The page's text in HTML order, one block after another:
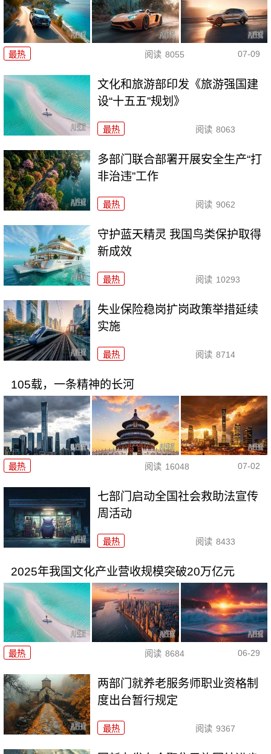
最热 阅读 8055 07-09
文化和旅游部印发《旅游强国建
设“十五五”规划》
最热 阅读 8063
多部门联合部署开展安全生产“打
非治违”工作
最热 阅读 9062
守护蓝天精灵 我国鸟类保护取得
新成效
最热 阅读 10293
失业保险稳岗扩岗政策举措延续
实施
最热 阅读 8714
105载，一条精神的长河
最热 阅读 16048 07-02
七部门启动全国社会救助法宣传
周活动
最热 阅读 8433
2025年我国文化产业营收规模突破20万亿元
最热 阅读 8684 06-29
两部门就养老服务师职业资格制
度出台暂行规定
最热 阅读 9367